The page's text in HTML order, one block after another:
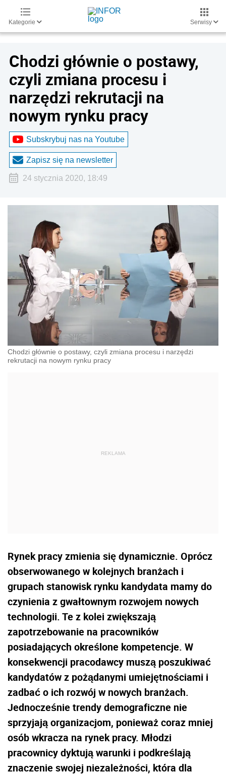
Kategorie Serwisy
Chodzi głównie o postawy,
czyli zmiana procesu i
narzędzi rekrutacji na
nowym rynku pracy
Subskrybuj nas na Youtube
Zapisz się na newsletter
24 stycznia 2020, 18:49
Chodzi głównie o postawy, czyli zmiana procesu i narzędzi
rekrutacji na nowym rynku pracy
Rynek pracy zmienia się dynamicznie. Oprócz
obserwowanego w kolejnych branżach i
grupach stanowisk rynku kandydata mamy do
czynienia z gwałtownym rozwojem nowych
technologii. Te z kolei zwiększają
zapotrzebowanie na pracowników
posiadających określone kompetencje. W
konsekwencji pracodawcy muszą poszukiwać
kandydatów z pożądanymi umiejętnościami i
zadbać o ich rozwój w nowych branżach.
Jednocześnie trendy demograficzne nie
sprzyjają organizacjom, ponieważ coraz mniej
osób wkracza na rynek pracy. Młodzi
pracownicy dyktują warunki i podkreślają
znaczenie swojej niezależności, która dla